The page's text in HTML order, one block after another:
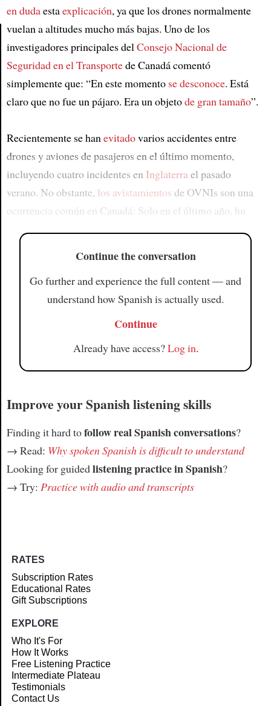
en dudaestaexplicación, ya que los drones normalmente
vuelan a altitudes mucho más bajas. Uno de los
investigadores principales delConsejo Nacional de
Seguridad en el Transportede Canadá comentó
simplemente que: “En este momento se desconoce. Está
claro que no fue un pájaro. Era un objetode gran tamaño”.
Recientemente se hanevitadovarios accidentes entre
drones y aviones de pasajeros en el último momento,
incluyendo cuatro incidentes en Inglaterrael pasado
verano. No obstante, los avistamientos de OVNIs son una
ocurrencia común en Canadá: Solo en el último año, hu
Continue the conversation
Go further and experience the full content — and
understand how Spanish is actually used.
Continue
Already have access?Log in.
Improve your Spanish listening skills
Finding it hard tofollow real Spanish conversations?
→ Read: Why spoken Spanish is difficult to understand
Looking for guidedlistening practice in Spanish?
→ Try: Practice with audio and transcripts
RATES
Subscription Rates
Educational Rates
Gift Subscriptions
EXPLORE
Who It's For
How It Works
Free Listening Practice
Intermediate Plateau
Testimonials
Contact Us